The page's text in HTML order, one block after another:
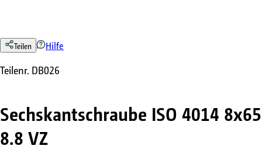
Teilen Hilfe
Teilenr. DB026
Sechskantschraube ISO 4014 8x65
8.8 VZ